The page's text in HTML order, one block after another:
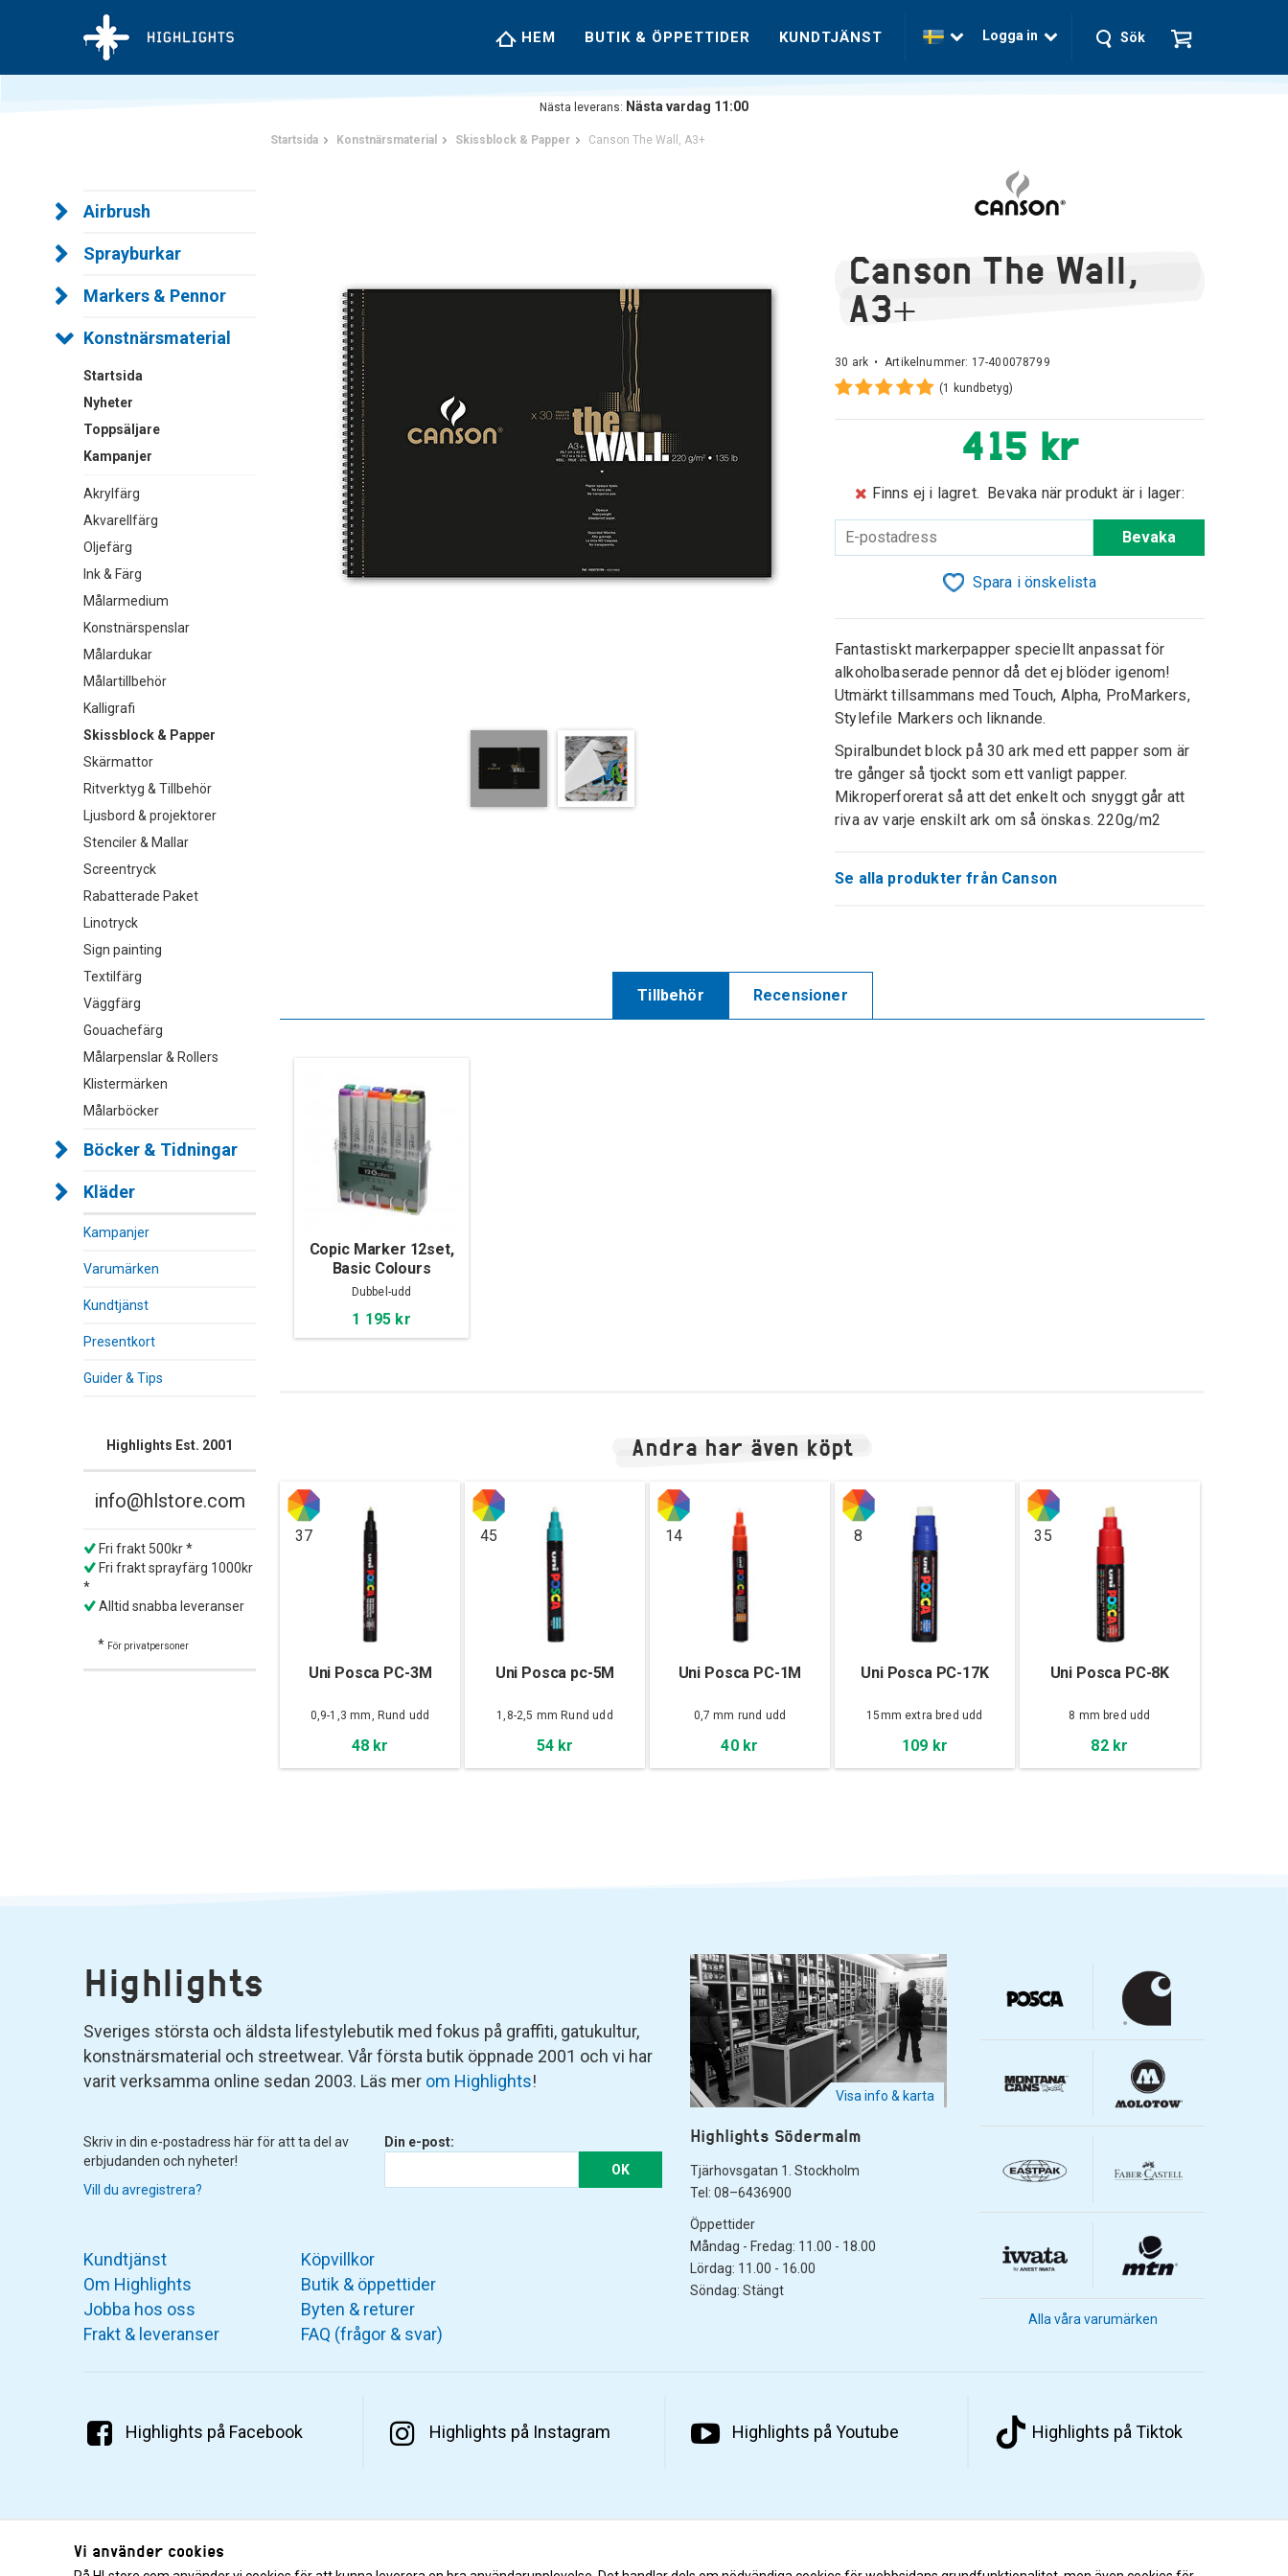
HEM BUTIK & ÖPPETTIDER KUNDTJÄNST Logga in Sök
Nästa leverans: Nästa vardag 11:00
Airbrush
Sprayburkar
Markers & Pennor
Konstnärsmaterial
Startsida
Nyheter
Toppsäljare
Kampanjer
Akrylfärg
Akvarellfärg
Oljefärg
Ink & Färg
Målarmedium
Konstnärspenslar
Målardukar
Målartillbehör
Kalligrafi
Skissblock & Papper
Skärmattor
Ritverktyg & Tillbehör
Ljusbord & projektorer
Stenciler & Mallar
Screentryck
Rabatterade Paket
Linotryck
Sign painting
Textilfärg
Väggfärg
Gouachefärg
Målarpenslar & Rollers
Klistermärken
Målarböcker
Böcker & Tidningar
Kläder
Kampanjer
Varumärken
Kundtjänst
Presentkort
Guider & Tips
Highlights Est. 2001
info@hlstore.com
Fri frakt 500kr *
Fri frakt sprayfärg 1000kr
*
Alltid snabba leveranser
* För privatpersoner
Startsida Konstnärsmaterial Skissblock & Papper Canson The Wall, A3+
Canson The Wall,
A3+
30 ark • Artikelnummer: 17-400078799
(1 kundbetyg)
415 kr
Finns ej i lagret. Bevaka när produkt är i lager:
Bevaka
Spara i önskelista
Fantastiskt markerpapper speciellt anpassat för
alkoholbaserade pennor då det ej blöder igenom!
Utmärkt tillsammans med Touch, Alpha, ProMarkers,
Stylefile Markers och liknande.
Spiralbundet block på 30 ark med ett papper som är
tre gånger så tjockt som ett vanligt papper.
Mikroperforerat så att det enkelt och snyggt går att
riva av varje enskilt ark om så önskas. 220g/m2
Se alla produkter från Canson
Tillbehör Recensioner
Copic Marker 12set,
Basic Colours
Dubbel-udd
1 195 kr
Andra har även köpt
37
Uni Posca PC-3M
0,9-1,3 mm, Rund udd
48 kr
45
Uni Posca pc-5M
1,8-2,5 mm Rund udd
54 kr
14
Uni Posca PC-1M
0,7 mm rund udd
40 kr
8
Uni Posca PC-17K
15mm extra bred udd
109 kr
35
Uni Posca PC-8K
8 mm bred udd
82 kr
Highlights
Sveriges största och äldsta lifestylebutik med fokus på graffiti, gatukultur,
konstnärsmaterial och streetwear. Vår första butik öppnade 2001 och vi har
varit verksamma online sedan 2003. Läs mer om Highlights!
Skriv in din e-postadress här för att ta del av
erbjudanden och nyheter!
Vill du avregistrera?
Din e-post:
OK
Visa info & karta
Highlights Södermalm
Tjärhovsgatan 1. Stockholm
Tel: 08–6436900
Öppettider
Måndag - Fredag: 11.00 - 18.00
Lördag: 11.00 - 16.00
Söndag: Stängt
Kundtjänst
Om Highlights
Jobba hos oss
Frakt & leveranser
Köpvillkor
Butik & öppettider
Byten & returer
FAQ (frågor & svar)
Alla våra varumärken
Highlights på Facebook Highlights på Instagram Highlights på Youtube Highlights på Tiktok
Vi använder cookies